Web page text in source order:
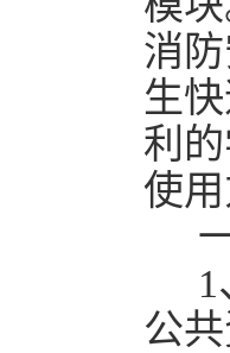
消
生
利
使
1
公